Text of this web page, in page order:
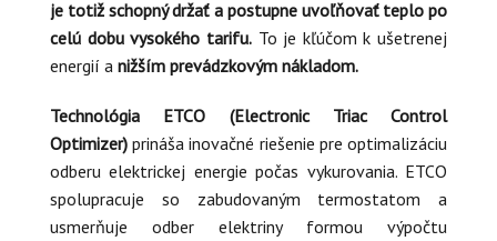
je totiž schopný držať a postupne uvoľňovať teplo po
celú dobu vysokého tarifu.To je kľúčom k ušetrenej
energií a nižším prevádzkovým nákladom.
Technológia ETCO (Electronic Triac Control
Optimizer) prináša inovačné riešenie pre optimalizáciu
odberu elektrickej energie počas vykurovania. ETCO
spolupracuje so zabudovaným termostatom a
usmerňuje odber elektriny formou výpočtu